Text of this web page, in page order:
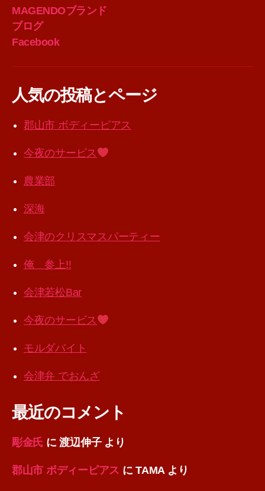
MAGENDOブランド
ブログ
Facebook
人気の投稿とページ
郡山市 ボディーピアス
今夜のサービス
農業部
深海
会津のクリスマスパーティー
俺 参上!!
会津若松Bar
今夜のサービス
モルダバイト
会津弁 でおんざ
最近のコメント
彫金氏 に渡辺伸子より
郡山市 ボディーピアス にTAMA より